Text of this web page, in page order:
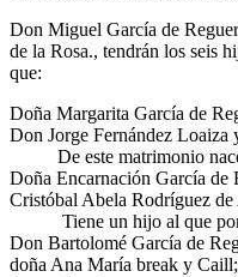
Don Miguel García de
de la Rosa., tendrán los seis
que:
Doña Margarita García de
Don Jorge Fernández Loaiza
De este matrimonio nace
Doña Encarnación García de
Cristóbal Abela Rodríguez
Tiene un hijo al que
Don Bartolomé García de
doña Ana María break y